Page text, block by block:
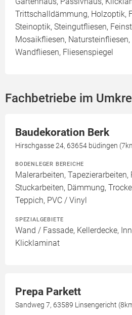
Trittschalldämmung, Holzoptik,
Steinoptik, Steingutfliesen,
Mosaikfliesen, Natursteinfliesen,
Wandfliesen, Fliesenspiegel
Fachbetriebe im
Baudekoration Berk
Hirschgasse 24, 63654 büdingen
BODENLEGER BEREICHE
Malerarbeiten, Tapezierarbeiten,
Stuckarbeiten, Dämmung,
Teppich, PVC / Vinyl
SPEZIALGEBIETE
Wand / Fassade, Kellerdecke,
Klicklaminat
Prepa Parkett
Sandweg 7, 63589 Linsengericht